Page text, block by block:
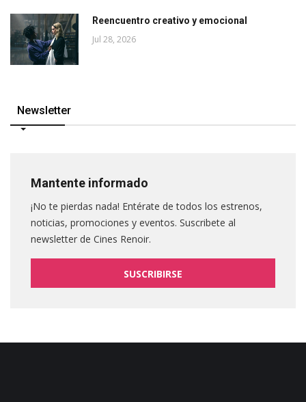
Reencuentro creativo y emocional
Jul 28, 2026
Newsletter
Mantente informado
¡No te pierdas nada! Entérate de todos los estrenos,
noticias, promociones y eventos. Suscribete al
newsletter de Cines Renoir.
SUSCRIBIRSE